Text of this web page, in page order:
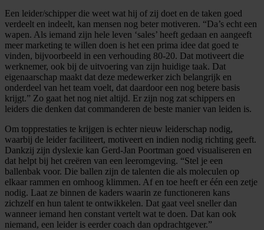
Een leider/schipper die weet wat hij of zij doet en de taken goed
verdeelt en indeelt, kan mensen nog beter motiveren. “Da’s echt een
wapen. Als iemand zijn hele leven ‘sales’ heeft gedaan en aangeeft
meer marketing te willen doen is het een prima idee dat goed te
vinden, bijvoorbeeld in een verhouding 80-20. Dat motiveert die
werknemer, ook bij de uitvoering van zijn huidige taak. Dat
eigenaarschap maakt dat deze medewerker zich belangrijk en
onderdeel van het team voelt, dat daardoor een nog betere basis
krijgt.” Zo gaat het nog niet altijd. Er zijn nog zat schippers en
leiders die denken dat commanderen de beste manier van leiden is.
Om topprestaties te krijgen is echter nieuw leiderschap nodig,
waarbij de leider faciliteert, motiveert en indien nodig richting geeft.
Dankzij zijn dyslexie kan Gerd-Jan Poortman goed visualiseren en
dat helpt bij het creëren van een leeromgeving. “Stel je een
ballenbak voor. Die ballen zijn de talenten die als moleculen op
elkaar rammen en omhoog klimmen. Af en toe heeft er één een zetje
nodig. Laat ze binnen de kaders waarin ze functioneren kans
zichzelf en hun talent te ontwikkelen. Dat gaat veel sneller dan
wanneer iemand hen constant vertelt wat te doen. Dat kan ook
niemand, een leider is eerder coach dan opdrachtgever.”